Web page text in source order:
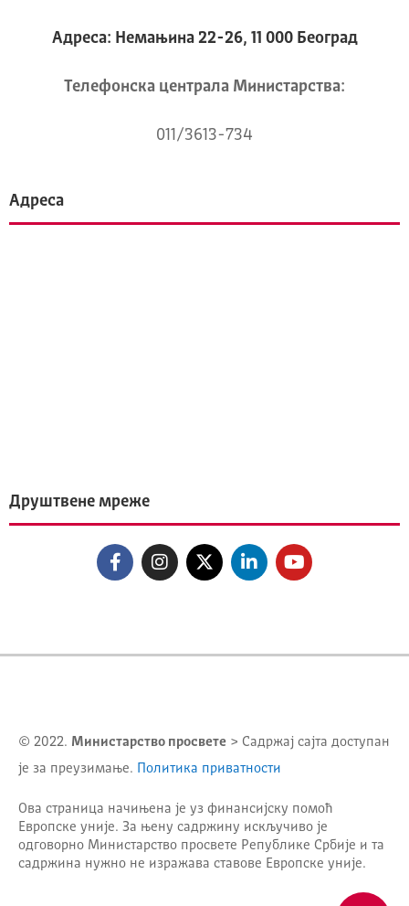
Адреса: Немањина 22-26, 11 000 Београд
Телeфонска централа Mинистарства:
011/3613-734
Адреса
Друштвене мреже
© 2022. Министарство просвете > Садржај сајта доступан
је за преузимање. Политика приватности
Ова страница начињена је уз финансијску помоћ
Европске уније. За њену садржину искључиво је
одговорно Министарство просвете Републике Србије и та
садржина нужно не изражава ставове Европске уније.